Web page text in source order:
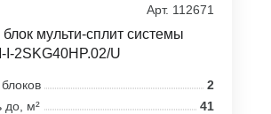
Арт. 112671
мульти-сплит системы
I-2SKG40HP.02/U
2
до, м²
41